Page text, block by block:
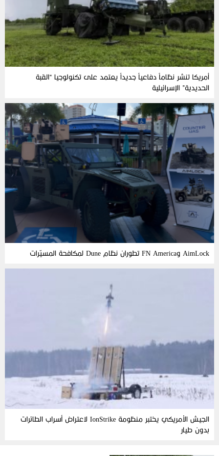
أمريكا تنشر نظاماً دفاعياً جديداً يعتمد على تكنولوجيا “القبة
الحديدية” الإسرائيلية
AimLock وFN America تطوران نظام Dune لمكافحة المسيّرات
الجيش الأمريكي يختبر منظومة IonStrike لاعتراض أسراب الطائرات
بدون طيار